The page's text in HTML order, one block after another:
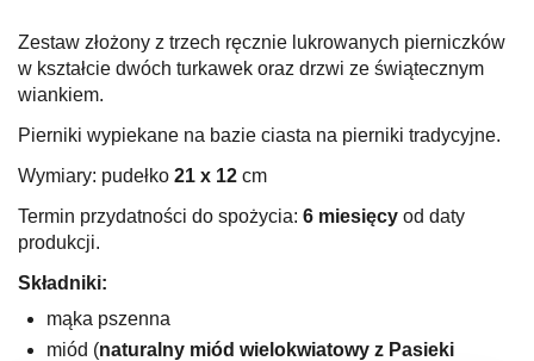
Zestaw złożony z trzech ręcznie lukrowanych pierniczków
w kształcie dwóch turkawek oraz drzwi ze świątecznym
wiankiem.
Pierniki wypiekane na bazie ciasta na pierniki tradycyjne.
Wymiary: pudełko 21 x 12 cm
Termin przydatności do spożycia: 6 miesięcy od daty
produkcji.
Składniki:
mąka pszenna
miód (naturalny miód wielokwiatowy z Pasieki